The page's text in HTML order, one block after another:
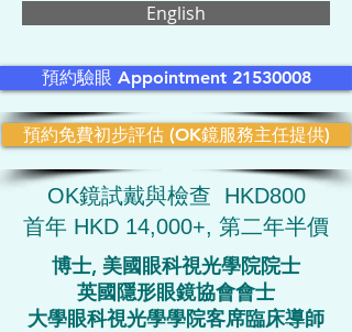
English
預約驗眼 Appointment 21530008
預約免費初步評估 (OK鏡服務主任提供)
OK鏡試戴與檢查 HKD800
首年 HKD 14,000+, 第二年半價
博士, 美國眼科視光學院院士
英國隱形眼鏡協會會士
大學眼科視光學學院客席臨床導師